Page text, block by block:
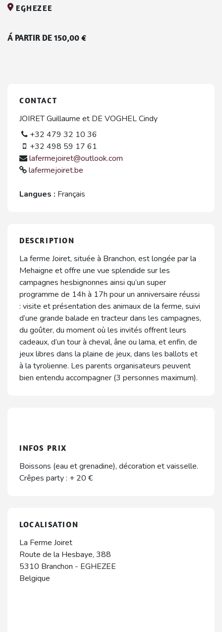
EGHEZEE
Á PARTIR DE150,00€
CONTACT
JOIRET Guillaume et DE VOGHEL Cindy
+32 479 32 10 36
+32 498 59 17 61
lafermejoiret@outlook.com
lafermejoiret.be
Langues : Français
DESCRIPTION
La ferme Joiret, située à Branchon, est longée par la
Mehaigne et offre une vue splendide sur les
campagnes hesbignonnes ainsi qu’un super
programme de 14h à 17h pour un anniversaire réussi
: visite et présentation des animaux de la ferme, suivi
d’une grande balade en tracteur dans les campagnes,
du goûter, du moment où les invités offrent leurs
cadeaux, d’un tour à cheval, âne ou lama, et enfin, de
jeux libres dans la plaine de jeux, dans les ballots et
à la tyrolienne. Les parents organisateurs peuvent
bien entendu accompagner (3 personnes maximum).
INFOS PRIX
Boissons (eau et grenadine), décoration et vaisselle.
Crêpes party : + 20 €
LOCALISATION
La Ferme Joiret
Route de la Hesbaye, 388
5310 Branchon - EGHEZEE
Belgique